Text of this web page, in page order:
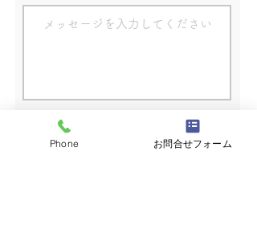
※プライバシーポリシーを表示
Phone お問合せフォーム